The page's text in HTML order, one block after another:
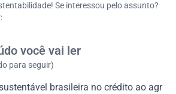
Se interessou pelo assunto?
você vai ler
para seguir)
brasileira no crédito ao agr